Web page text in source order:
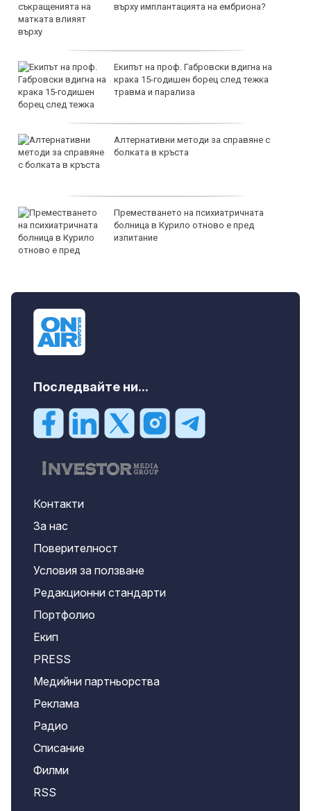
върху имплантацията на ембриона?
Екипът на проф. Габровски вдигна на
крака 15-годишен борец след тежка
травма и парализа
Алтернативни методи за справяне с
болката в кръста
Преместването на психиатричната
болница в Курило отново е пред
изпитание
Последвайте ни...
Контакти
За нас
Поверителност
Условия за ползване
Редакционни стандарти
Портфолио
Екип
PRESS
Медийни партньорства
Реклама
Радио
Списание
Филми
RSS